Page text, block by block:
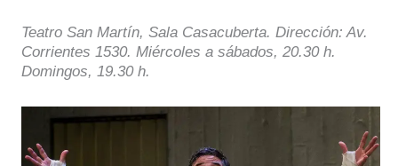
Teatro San Martín, Sala Casacuberta. Dirección: Av.
Corrientes 1530. Miércoles a sábados, 20.30 h.
Domingos, 19.30 h.